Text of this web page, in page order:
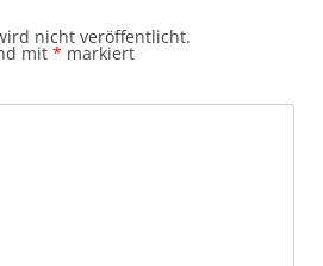
nicht veröffentlicht.
mit * markiert